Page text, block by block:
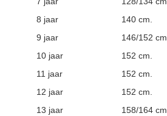
8 jaar
140 cm.
9 jaar
146/152 cm.
10 jaar
152 cm.
11 jaar
152 cm.
12 jaar
152 cm.
13 jaar
158/164 cm.